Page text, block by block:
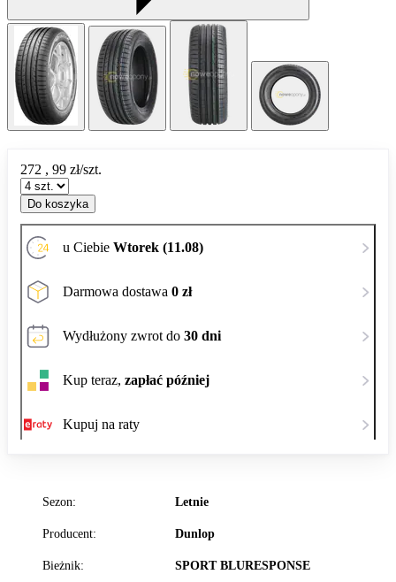
Sezon: Letnie
Producent: Dunlop
Bieżnik: SPORT BLURESPONSE
272 , 99 zł/szt.
Do koszyka
u Ciebie Wtorek (11.08)
Darmowa dostawa 0 zł
Wydłużony zwrot do 30 dni
Kup teraz, zapłać później
Kupuj na raty